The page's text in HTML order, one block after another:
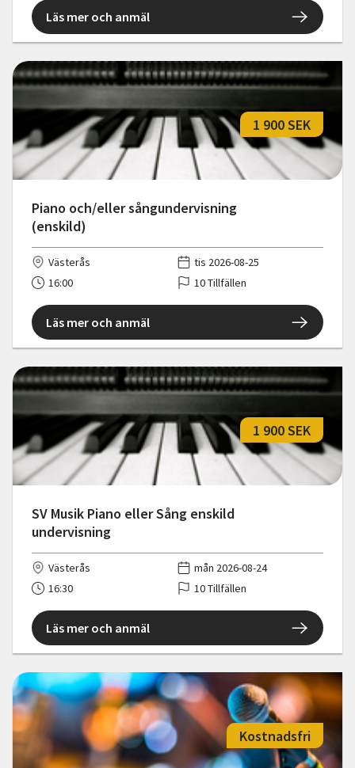
Läs mer och anmäl
Piano och/eller sångundervisning
(enskild)
1 900 SEK
Västerås
tis 2026-08-25
16:00
10 Tillfällen
Läs mer och anmäl
SV Musik Piano eller Sång enskild
undervisning
1 900 SEK
Västerås
mån 2026-08-24
16:30
10 Tillfällen
Läs mer och anmäl
Kostnadsfri